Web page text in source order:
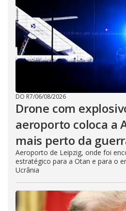
DO R7/06/08/2026
Drone com
aeroporto coloca a
mais perto da
Aeroporto de Leipzig, onde foi
estratégico para a Otan e para o
Ucrânia